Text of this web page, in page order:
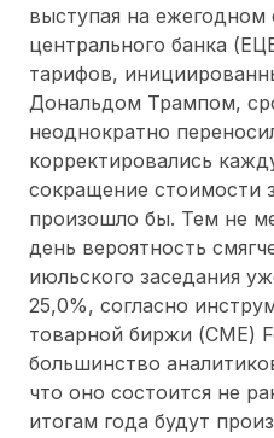
выступая на ежегодном
центрального банка
тарифов,
Дональдом Трампом,
неоднократно
корректировались
сокращение стоимости
произошло бы. Тем не
день вероятность
июльского заседания
25,0%, согласно
товарной биржи (CME)
большинство
что оно состоится не
итогам года будут